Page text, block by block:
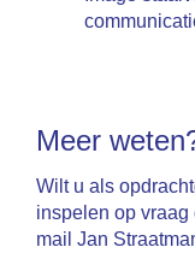
Meer
Wilt u als
inspelen op
mail Jan